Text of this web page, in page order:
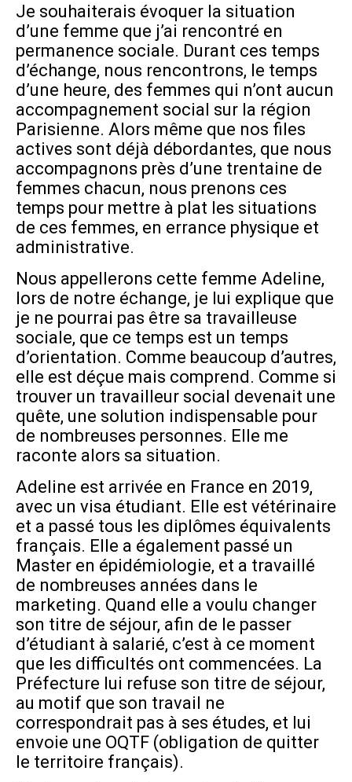
Je souhaiterais évoquer la situation
d’une femme que j’ai rencontré en
permanence sociale. Durant ces temps
d’échange, nous rencontrons, le temps
d’une heure, des femmes qui n’ont aucun
accompagnement social sur la région
Parisienne. Alors même que nos files
actives sont déjà débordantes, que nous
accompagnons près d’une trentaine de
femmes chacun, nous prenons ces
temps pour mettre à plat les situations
de ces femmes, en errance physique et
administrative.
Nous appellerons cette femme Adeline,
lors de notre échange, je lui explique que
je ne pourrai pas être sa travailleuse
sociale, que ce temps est un temps
d’orientation. Comme beaucoup d’autres,
elle est déçue mais comprend. Comme si
trouver un travailleur social devenait une
quête, une solution indispensable pour
de nombreuses personnes. Elle me
raconte alors sa situation.
Adeline est arrivée en France en 2019,
avec un visa étudiant. Elle est vétérinaire
et a passé tous les diplômes équivalents
français. Elle a également passé un
Master en épidémiologie, et a travaillé
de nombreuses années dans le
marketing. Quand elle a voulu changer
son titre de séjour, afin de le passer
d’étudiant à salarié, c’est à ce moment
que les difficultés ont commencées. La
Préfecture lui refuse son titre de séjour,
au motif que son travail ne
correspondrait pas à ses études, et lui
envoie une OQTF (obligation de quitter
le territoire français).